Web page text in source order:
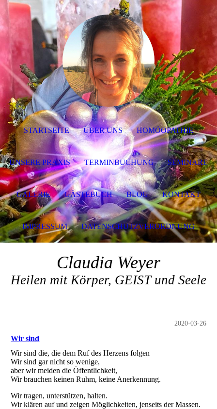
Claudia Weyer
Heilen mit Körper, GEIST und Seele
2020-03-26
Wir sind
Wir sind die, die dem Ruf des Herzens folgen
Wir sind gar nicht so wenige,
aber wir meiden die Öffentlichkeit,
Wir brauchen keinen Ruhm, keine Anerkennung.
Wir tragen, unterstützen, halten.
Wir klären auf und zeigen Möglichkeiten, jenseits der Massen.
STARTSEITE ÜBER UNS HOMÖOPATHIE
UNSERE PRAXIS TERMINBUCHUNG SEMINARE
GALERIE GÄSTEBUCH BLOG KONTAKT
IMPRESSUM DATENSCHUTZVERORDNUNG